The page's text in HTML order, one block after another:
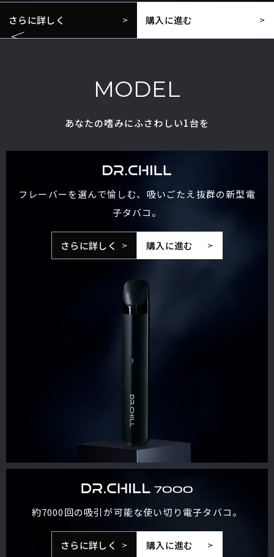
さらに詳しく 購入に進む
MODEL
あなたの嗜みにふさわしい1台を
フレーバーを選んで愉しむ、吸いごたえ抜群の新型電
子タバコ。
さらに詳しく 購入に進む
約7000回の吸引が可能な使い切り電子タバコ。
さらに詳しく 購入に進む